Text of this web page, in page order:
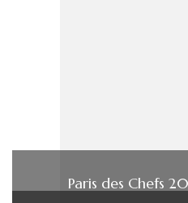
Paris des Chefs